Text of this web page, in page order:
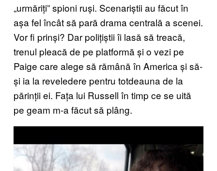
„urmăriți” spioni ruși. Scenariștii au făcut în
așa fel încât să pară drama centrală a scenei.
Vor fi prinși? Dar polițiștii îi lasă să treacă,
trenul pleacă de pe platformă și o vezi pe
Paige care alege să rămână în America și să-
și ia la reveledere pentru totdeauna de la
părinții ei. Fața lui Russell în timp ce se uită
pe geam m-a făcut să plâng.
a